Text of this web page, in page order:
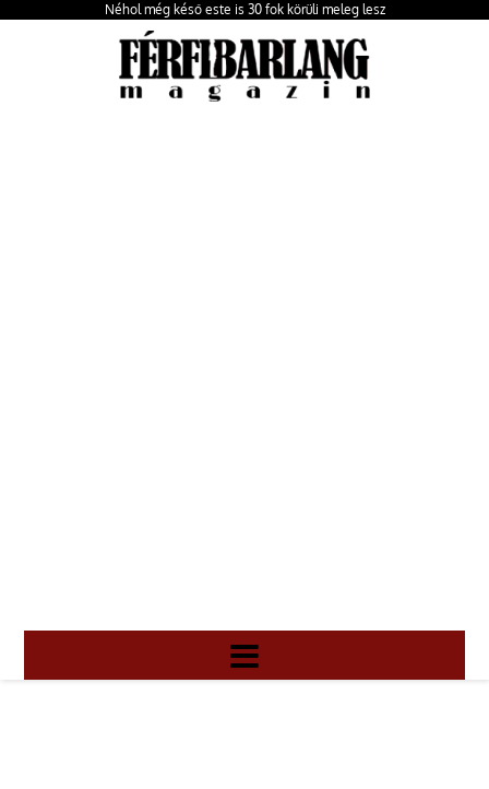
Néhol még késő este is 30 fok körüli meleg lesz